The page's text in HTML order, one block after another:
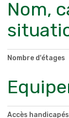
Nom,
Nombre d'étages
Accès handicapés